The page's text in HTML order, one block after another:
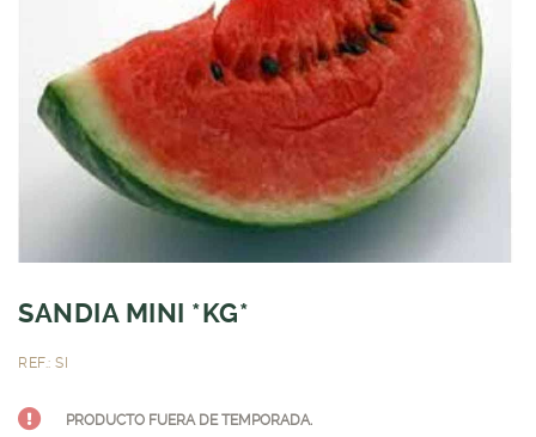
SANDIA MINI *KG*
REF.: SI
PRODUCTO FUERA DE TEMPORADA.